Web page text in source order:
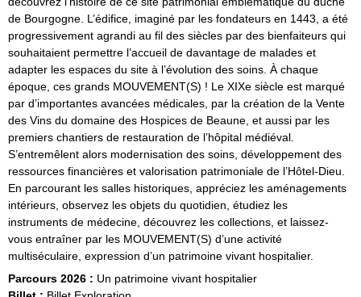
de Bourgogne. L’édifice, imaginé par les fondateurs en 1443, a été
progressivement agrandi au fil des siècles par des bienfaiteurs qui
souhaitaient permettre l’accueil de davantage de malades et
adapter les espaces du site à l’évolution des soins. À chaque
époque, ces grands MOUVEMENT(S) ! Le XIXe siècle est marqué
par d’importantes avancées médicales, par la création de la Vente
des Vins du domaine des Hospices de Beaune, et aussi par les
premiers chantiers de restauration de l’hôpital médiéval.
S’entremêlent alors modernisation des soins, développement des
ressources financières et valorisation patrimoniale de l’Hôtel-Dieu.
En parcourant les salles historiques, appréciez les aménagements
intérieurs, observez les objets du quotidien, étudiez les
instruments de médecine, découvrez les collections, et laissez-
vous entraîner par les MOUVEMENT(S) d’une activité
multiséculaire, expression d’un patrimoine vivant hospitalier.
Parcours 2026 : Un patrimoine vivant hospitalier